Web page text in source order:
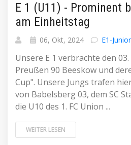
E 1 (U11) - Prominent
am Einheitstag
06, Okt, 2024 E1-
Unsere E 1 verbrachte den
Preußen 90 Beeskow und
Cup". Unsere Jungs trafen
von Babelsberg 03, dem SC
die U10 des 1. FC Union ...
WEITER LESEN